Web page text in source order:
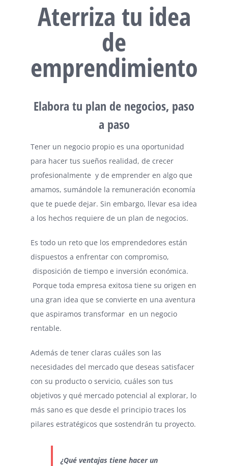
Aterriza tu idea
de
emprendimiento
Elabora tu plan de negocios, paso
a paso
Tener un negocio propio es una oportunidad
para hacer tus sueños realidad, de crecer
profesionalmente y de emprender en algo que
amamos, sumándole la remuneración economía
que te puede dejar. Sin embargo, llevar esa idea
a los hechos requiere de un plan de negocios.
Es todo un reto que los emprendedores están
dispuestos a enfrentar con compromiso,
disposición de tiempo e inversión económica.
Porque toda empresa exitosa tiene su origen en
una gran idea que se convierte en una aventura
que aspiramos transformar en un negocio
rentable.
Además de tener claras cuáles son las
necesidades del mercado que deseas satisfacer
con su producto o servicio, cuáles son tus
objetivos y qué mercado potencial al explorar, lo
más sano es que desde el principio traces los
pilares estratégicos que sostendrán tu proyecto.
¿Qué ventajas tiene hacer un